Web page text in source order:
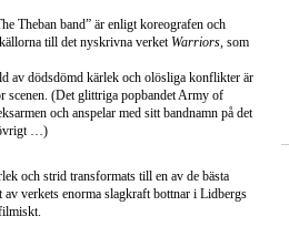
Theban band” är enligt koreografen och
till det nyskrivna verket Warriors, som
av dödsdömd kärlek och olösliga konflikter är
scenen. (Det glittriga popbandet Army of
och anspelar med sitt bandnamn på det
övrigt …)
och strid transformats till en av de bästa
verkets enorma slagkraft bottnar i Lidbergs